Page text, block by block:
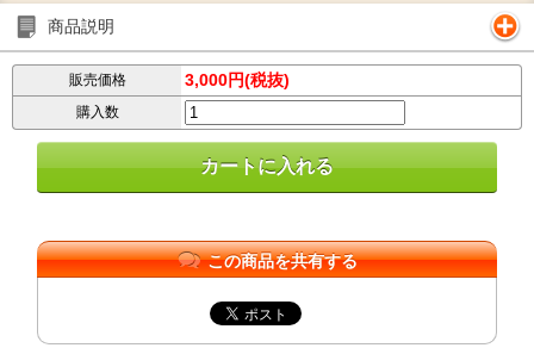
商品説明
販売価格 3,000円(税抜)
購入数
この商品を共有する